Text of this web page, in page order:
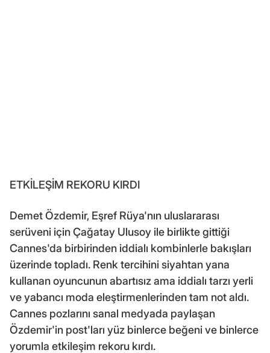
ETKİLEŞİM REKORU KIRDI
Demet Özdemir, Eşref Rüya'nın uluslararası
serüveni için Çağatay Ulusoy ile birlikte gittiği
Cannes'da birbirinden iddialı kombinlerle bakışları
üzerinde topladı. Renk tercihini siyahtan yana
kullanan oyuncunun abartısız ama iddialı tarzı yerli
ve yabancı moda eleştirmenlerinden tam not aldı.
Cannes pozlarını sanal medyada paylaşan
Özdemir'in post'ları yüz binlerce beğeni ve binlerce
yorumla etkileşim rekoru kırdı.